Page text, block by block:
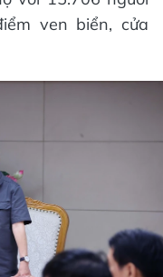
ven biển, cửa